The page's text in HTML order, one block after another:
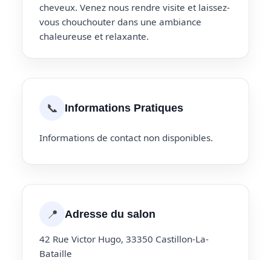
cheveux. Venez nous rendre visite et laissez-
vous chouchouter dans une ambiance
chaleureuse et relaxante.
📞 Informations Pratiques
Informations de contact non disponibles.
📍 Adresse du salon
42 Rue Victor Hugo, 33350 Castillon-La-
Bataille